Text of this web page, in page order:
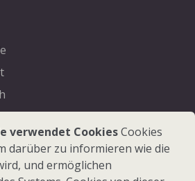
verwendet CookiesCookies
darüber zu informieren wie die
und ermöglichen